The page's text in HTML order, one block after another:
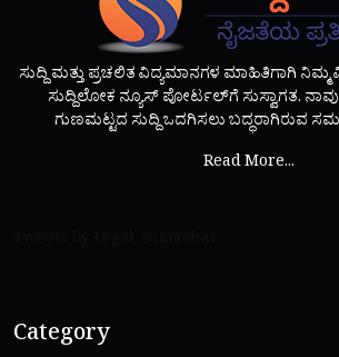
ಸುದ್ದಿ ಮತ್ತು ಪ್ರಚಲಿತ ವಿದ್ಯಮಾನಗಳ ಮಾಹಿತಿಗಾಗಿ
ಸುದ್ದಿಲೋಕ ನ್ಯೂಸ್ ಪೋರ್ಟಲ್‌ಗೆ ಸುಸ್ವಾಗತ.
ಗುಣಮಟ್ಟದ ಸುದ್ದಿ ಒದಗಿಸಲು ಬದ್ಧರಾಗಿರುವ
Read More...
Category